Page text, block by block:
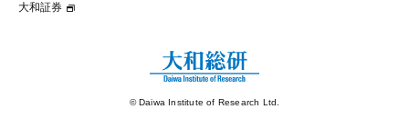
コラム
大和インデックス・統計情報
大和証券
© Daiwa Institute of Research Ltd.